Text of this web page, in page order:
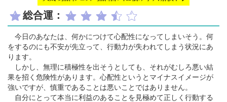
総合運：
今日のあなたは、何かにつけて心配性になってしまいそう。何
をするのにも不安が先立って、行動力が失われてしまう状況にあ
ります。
しかし、無理に積極性を出そうとしても、それがむしろ悪い結
果を招く危険性があります。心配性というとマイナスイメージが
強いですが、慎重であることは悪いことではありません。
自分にとって本当に利益のあることを見極めて正しく行動する